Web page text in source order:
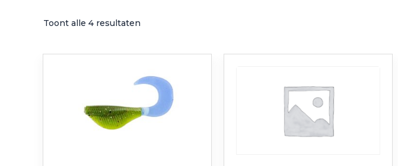
Toont alle 4 resultaten